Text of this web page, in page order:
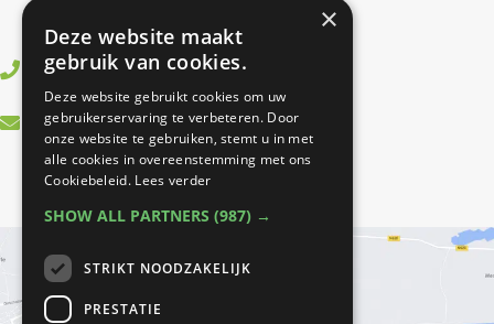
0499 - 37 83 55
info@bestfitfysiotherapie.nl
×
Deze website maakt
gebruik van cookies.
Deze website gebruikt cookies om uw
gebruikerservaring te verbeteren. Door
onze website te gebruiken, stemt u in met
alle cookies in overeenstemming met ons
Cookiebeleid. Lees verder
SHOW ALL PARTNERS (987) →
STRIKT NOODZAKELIJK
PRESTATIE